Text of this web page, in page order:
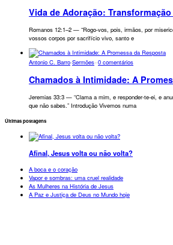
Vida de Adoração:
Romanos 12:1–2 — “Rogo-vos, pois, irmãos, por
vossos corpos por sacrifício vivo, santo e
Antonio C. Barro·Sermões··0 comentários
Chamados à Intimidade: A
Jeremias 33:3 — “Clama a mim, e responder-te-ei, e
que não sabes.” Introdução Vivemos numa
Últimas postagens
Afinal, Jesus volta ou não volta?
A boca e o coração
Vapor e sombras: uma cruel realidade
As Mulheres na História de Jesus
A Paz e Justiça de Deus no Mundo hoje